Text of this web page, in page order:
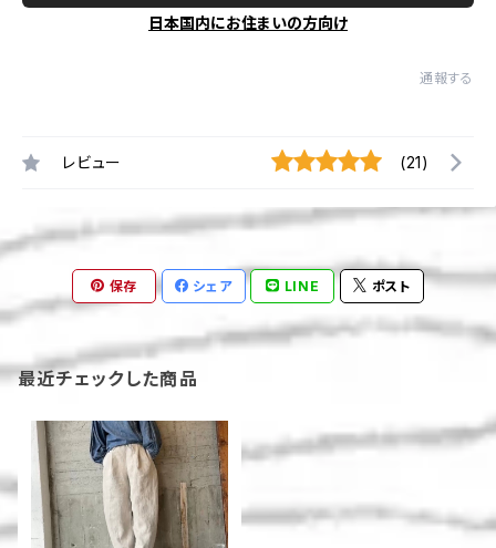
日本国内にお住まいの方向け
通報する
レビュー (21)
保存 シェア LINE ポスト
最近チェックした商品